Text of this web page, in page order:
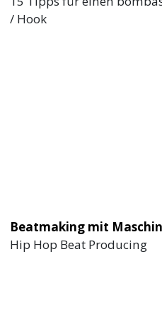
/ Hook
Beatmaking mit
Hip Hop Beat Producing